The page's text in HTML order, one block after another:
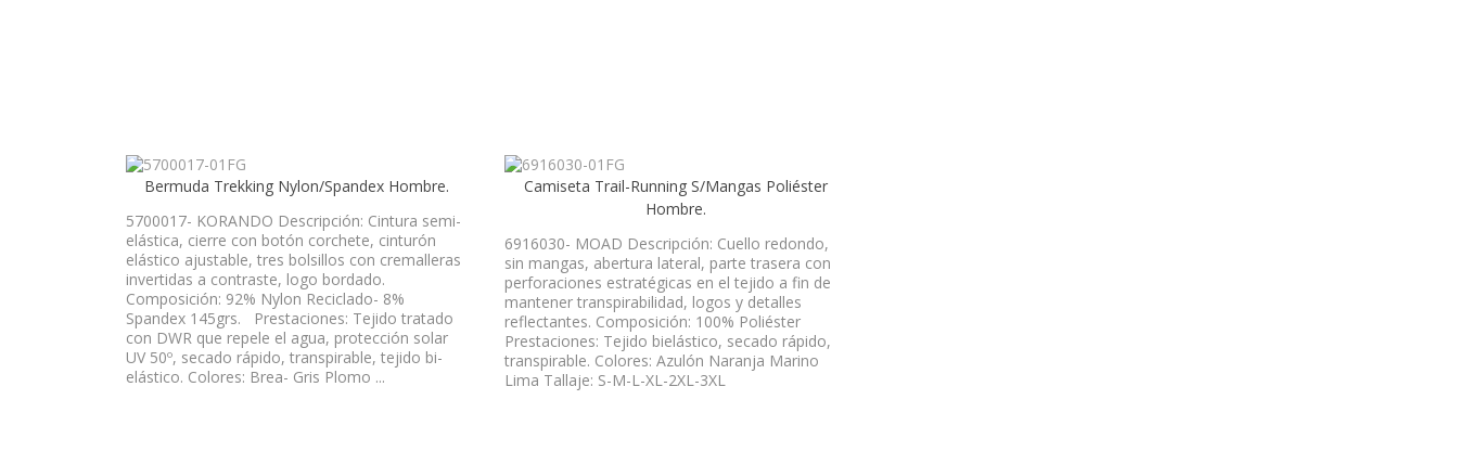
Bermuda Trekking Nylon/Spandex Hombre.
5700017- KORANDO Descripción: Cintura semi-
elástica, cierre con botón corchete, cinturón
elástico ajustable, tres bolsillos con cremalleras
invertidas a contraste, logo bordado.
Composición: 92% Nylon Reciclado- 8%
Spandex 145grs. Prestaciones: Tejido tratado
con DWR que repele el agua, protección solar
UV 50º, secado rápido, transpirable, tejido bi-
elástico. Colores: Brea- Gris Plomo ...
Camiseta Trail-Running S/Mangas Poliéster
Hombre.
6916030- MOAD Descripción: Cuello redondo,
sin mangas, abertura lateral, parte trasera con
perforaciones estratégicas en el tejido a fin de
mantener transpirabilidad, logos y detalles
reflectantes. Composición: 100% Poliéster
Prestaciones: Tejido bielástico, secado rápido,
transpirable. Colores: Azulón Naranja Marino
Lima Tallaje: S-M-L-XL-2XL-3XL